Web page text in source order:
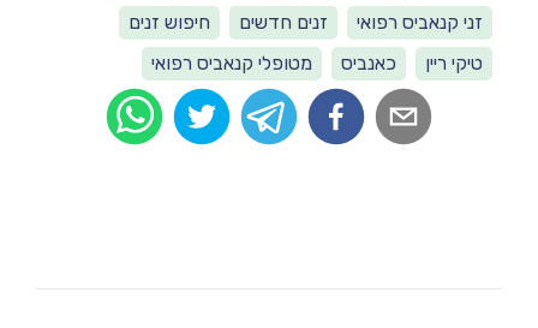
זני קנאביס רפואי
זנים חדשים
חיפוש זנים
טיקי ריין
כאנביס מטופלי קנאביס רפואי